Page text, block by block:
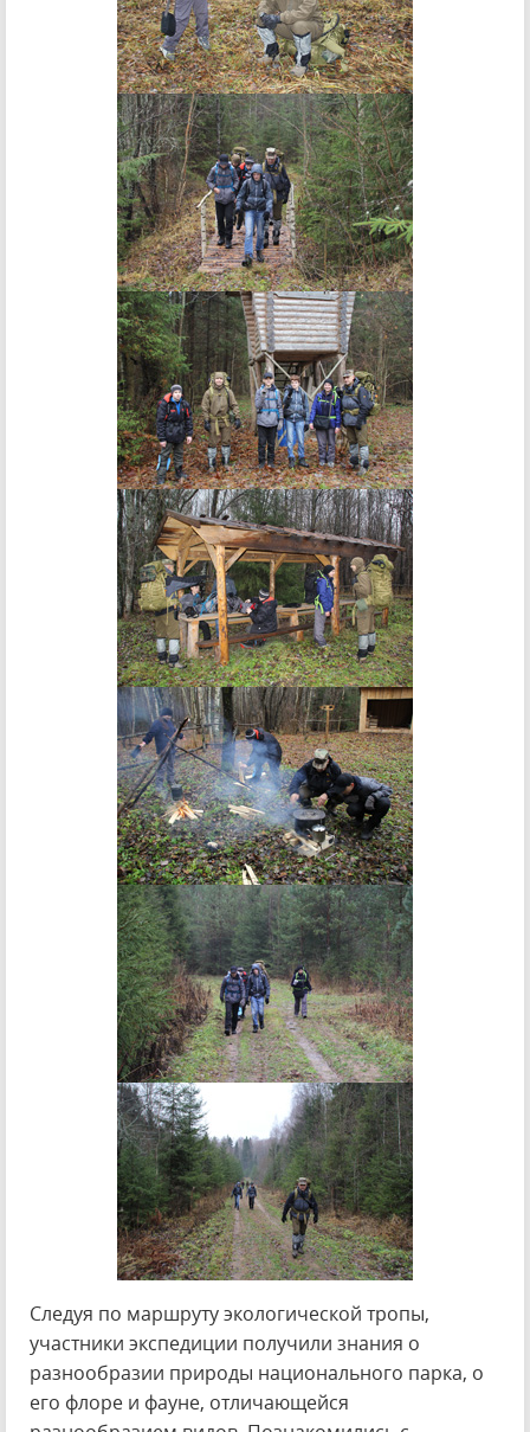
Следуя по маршруту экологической тропы,
участники экспедиции получили знания о
разнообразии природы национального парка, о
его флоре и фауне, отличающейся